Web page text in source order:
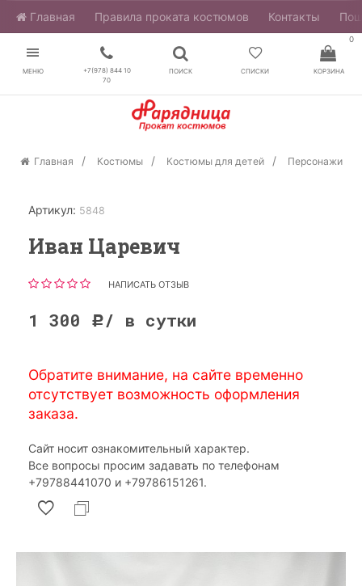
Главная ​Правила проката костюмов Контакты
МЕНЮ
+7(978) 844 10
70
ПОИСК СПИСКИ
0
КОРЗИНА
Главная Костюмы Костюмы для детей Персонажи
Артикул: 5848
Иван Царевич
НАПИСАТЬ ОТЗЫВ
1 300 Р / в сутки
Обратите внимание, на сайте временно
отсутствует возможность оформления
заказа.
Сайт носит ознакомительный характер.
Все вопросы просим задавать по телефонам
‎+79788441070 и ‎+79786151261.